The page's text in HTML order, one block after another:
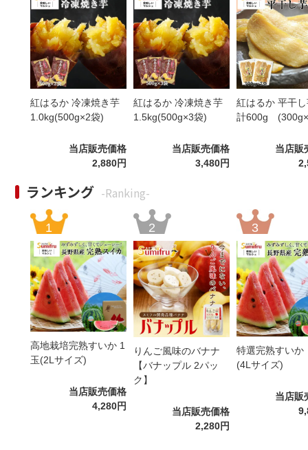
紅はるか 冷凍焼き芋
1.0kg(500g×2袋)
当店販売価格
2,880円
紅はるか 冷凍焼き芋
1.5kg(500g×3袋)
当店販売価格
3,480円
紅はるか 平干
計600g
当店販
ランキング -Ranking-
高地栽培完熟すいか 1
玉(2Lサイズ)
当店販売価格
4,280円
りんご風味のバナナ
【バナップル 2パッ
ク】
当店販売価格
2,280円
特選完熟すい
(4Lサイズ)
当店販